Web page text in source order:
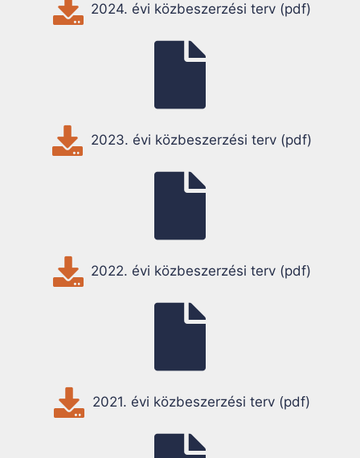
2024. évi közbeszerzési terv (pdf)
2023. évi közbeszerzési terv (pdf)
2022. évi közbeszerzési terv (pdf)
2021. évi közbeszerzési terv (pdf)